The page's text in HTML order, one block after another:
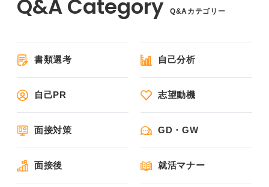
Q&Aカテゴリー
書類選考 自己分析
自己PR 志望動機
面接対策 GD・GW
面接後 就活マナー